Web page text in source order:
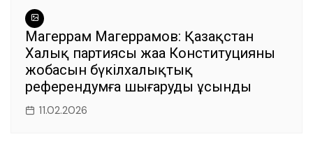
Магеррам Магеррамов: Қазақстан
Халық партиясы жаңа Конституцияның
жобасын бүкілхалықтық
референдумға шығаруды ұсынды
11.02.2026